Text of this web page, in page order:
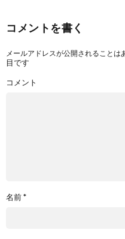
コメントを書く
メールアドレスが公開されることは
目です
コメント
名前*